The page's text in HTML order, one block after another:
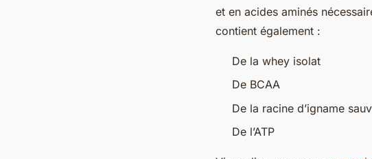
et en acides aminés
contient également :
De la whey isolat
De BCAA
De la racine d’igname
De l’ATP